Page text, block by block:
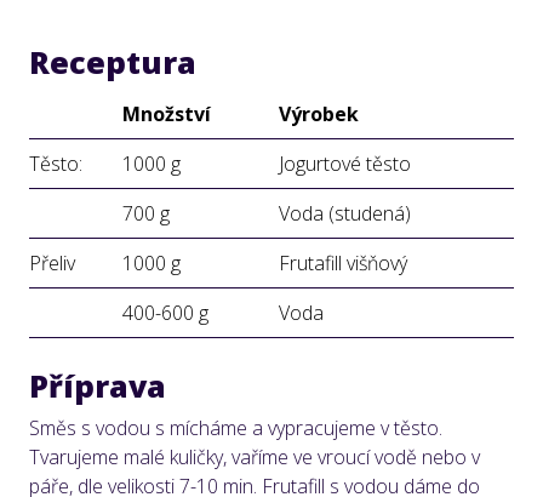
Receptura
Množství
Výrobek
Těsto:
1000 g
Jogurtové těsto
700 g
Voda (studená)
Přeliv
1000 g
Frutafill višňový
400-600 g
Voda
Příprava
Směs s vodou s mícháme a vypracujeme v těsto.
Tvarujeme malé kuličky, vaříme ve vroucí vodě nebo v
páře, dle velikosti 7-10 min. Frutafill s vodou dáme do